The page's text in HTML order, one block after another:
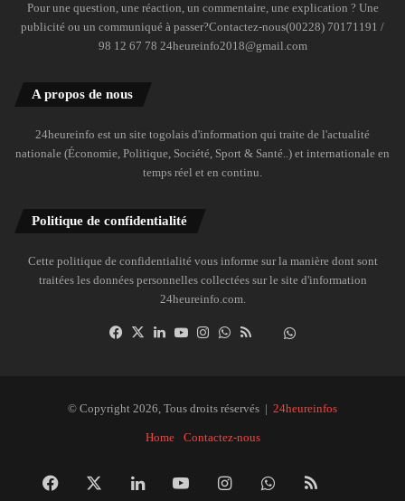
Pour une question, une réaction, un commentaire, une explication ? Une
publicité ou un communiqué à passer?Contactez-nous(00228) 70171191 /
98 12 67 78 24heureinfo2018@gmail.com
A propos de nous
24heureinfo est un site togolais d'information qui traite de l'actualité
nationale (Économie, Politique, Société, Sport & Santé..) et internationale en
temps réel et en continu.
Politique de confidentialité
Cette politique de confidentialité vous informe sur la manière dont sont
traitées les données personnelles collectées sur le site d'information
24heureinfo.com.
Facebook
X LinkedinYouTubeInstagramWhatsAppDailymotion
© Copyright 2026, Tous droits réservés | 24heureinfos
Home Contactez-nous
Facebook LinkedinYouTubeInstagramWhatsApp
RSS